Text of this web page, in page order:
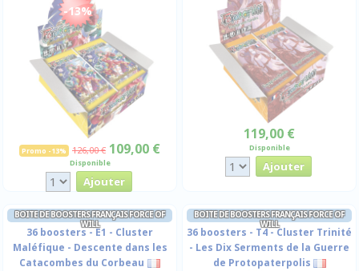
-13%
Promo -13% 126,00 € 109,00 €
Disponible
119,00 €
Disponible
BOITE DE BOOSTERS FRANÇAIS FORCE OF
WILL
36 boosters - E1 - Cluster
Maléfique - Descente dans les
Catacombes du Corbeau
BOITE DE BOOSTERS FRANÇAIS FORCE OF
WILL
36 boosters - T4 - Cluster Trinité
- Les Dix Serments de la Guerre
de Protopaterpolis